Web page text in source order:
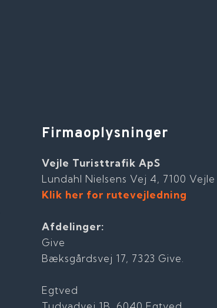
Firmaoplysninger
Vejle Turisttrafik ApS
Lundahl Nielsens Vej 4, 7100 Vejle
Klik her for rutevejledning
Afdelinger:
Give
Bæksgårdsvej 17, 7323 Give.
Egtved